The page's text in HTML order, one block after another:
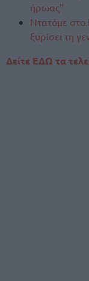
ήρωας”
Ντατόμε στο
ξυρίσει τη
Δείτε ΕΔΩ τα